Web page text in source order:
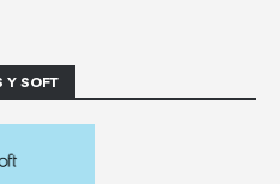
Y SOFT